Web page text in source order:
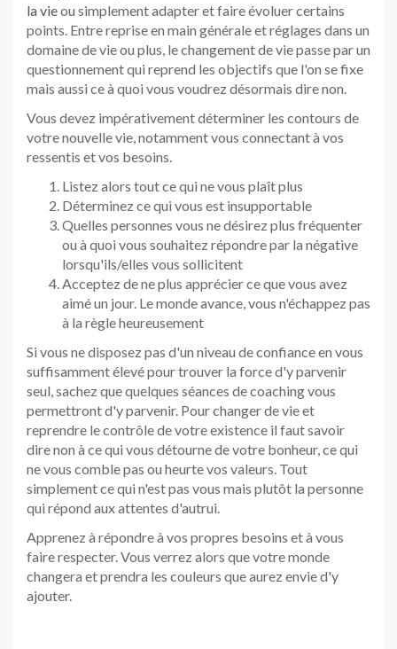
la vieou simplement adapter et faire évoluer certains
points. Entre reprise en main générale et réglages dans un
domaine de vie ou plus, le changement de vie passe par un
questionnement qui reprend les objectifs que l'on se fixe
mais aussi ce à quoi vous voudrez désormais dire non.
Vous devez impérativement déterminer les contours de
votre nouvelle vie, notamment vous connectant à vos
ressentis et vos besoins.
Listez alors tout ce qui ne vous plaît plus
Déterminez ce qui vous est insupportable
Quelles personnes vous ne désirez plus fréquenter
ou à quoi vous souhaitez répondre par la négative
lorsqu'ils/elles vous sollicitent
Acceptez de ne plus apprécier ce que vous avez
aimé un jour. Le monde avance, vous n'échappez pas
à la règle heureusement
Si vous ne disposez pas d'un niveau de confiance en vous
suffisamment élevé pour trouver la force d'y parvenir
seul, sachez que quelques séances de coaching vous
permettront d'y parvenir. Pour changer de vie et
reprendre le contrôle de votre existence il faut savoir
dire non à ce qui vous détourne de votre bonheur, ce qui
ne vous comble pas ou heurte vos valeurs. Tout
simplement ce qui n'est pas vous mais plutôt la personne
qui répond aux attentes d'autrui.
Apprenez à répondre à vos propres besoins et à vous
faire respecter. Vous verrez alors que votre monde
changera et prendra les couleurs que aurez envie d'y
ajouter.